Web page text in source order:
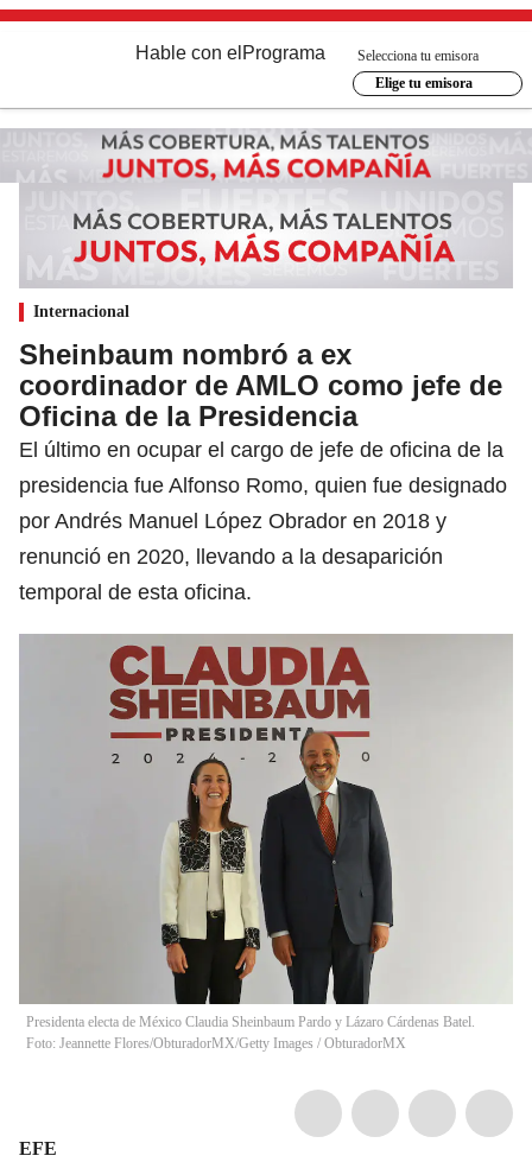
Hable con el Programa
Selecciona tu emisora
Elige tu emisora
Internacional
Sheinbaum nombró a ex
coordinador de AMLO como jefe de
Oficina de la Presidencia
El último en ocupar el cargo de jefe de oficina de la
presidencia fue Alfonso Romo, quien fue designado
por Andrés Manuel López Obrador en 2018 y
renunció en 2020, llevando a la desaparición
temporal de esta oficina.
Presidenta electa de México Claudia Sheinbaum Pardo y Lázaro Cárdenas Batel.
Foto: Jeannette Flores/ObturadorMX/Getty Images / ObturadorMX
EFE